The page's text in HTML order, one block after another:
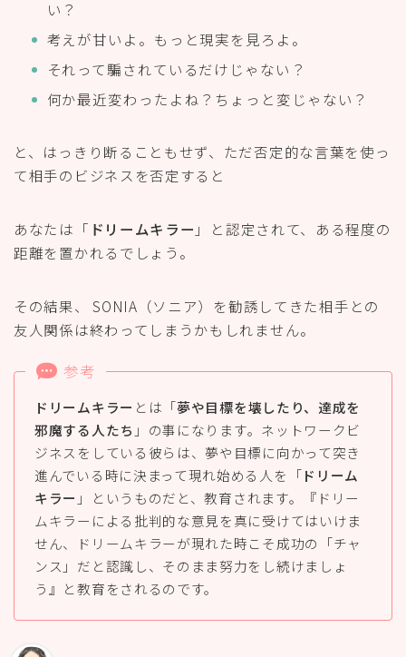
い？
考えが甘いよ。もっと現実を見ろよ。
それって騙されているだけじゃない？
何か最近変わったよね？ちょっと変じゃない？
と、はっきり断ることもせず、ただ否定的な言葉を使っ
て相手のビジネスを否定すると
あなたは「 ドリームキラー 」と認定されて、ある程度の
距離を置かれるでしょう。
その結果、 SONIA（ソニア）を勧誘してきた相手との
友人関係は終わってしまうかもしれません。
参考
ドリームキラー とは「夢や目標を壊したり、達成を
邪魔する人たち 」の事になります。ネットワークビ
ジネスをしている彼らは、夢や目標に向かって突き
進んでいる時に決まって現れ始める人を「ドリーム
キラー 」というものだと、教育されます。『ドリー
ムキラーによる批判的な意見を真に受けてはいけま
せん、ドリームキラーが現れた時こそ成功の「チャ
ンス」だと認識し、そのまま努力をし続けましょ
う』と教育をされるのです。